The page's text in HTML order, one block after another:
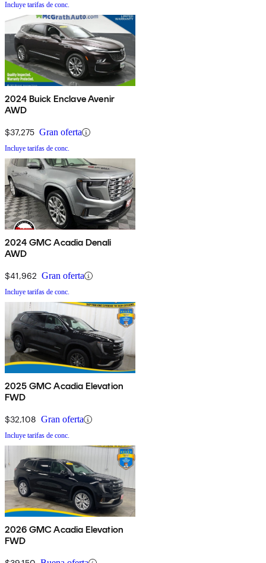
Incluye tarifas de conc.
2024 Buick Enclave Avenir
AWD
$37,275 Gran oferta
Incluye tarifas de conc.
2024 GMC Acadia Denali
AWD
$41,962 Gran oferta
Incluye tarifas de conc.
2025 GMC Acadia Elevation
FWD
$32,108 Gran oferta
Incluye tarifas de conc.
2026 GMC Acadia Elevation
FWD